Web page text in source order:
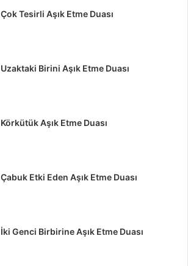
Çok Tesirli Aşık Etme Duası
Uzaktaki Birini Aşık Etme Duası
Körkütük Aşık Etme Duası
Çabuk Etki Eden Aşık Etme Duası
İki Genci Birbirine Aşık Etme Duası